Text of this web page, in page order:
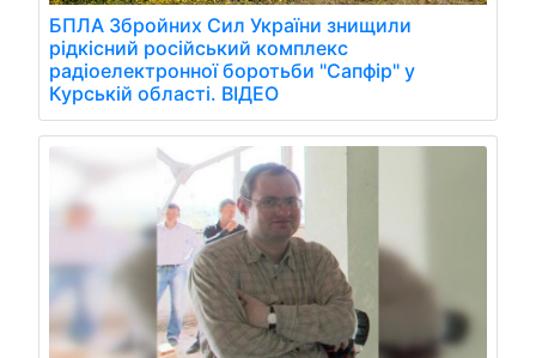
БПЛА Збройних Сил України знищили
рідкісний російський комплекс
радіоелектронної боротьби "Сапфір" у
Курській області. ВІДЕО